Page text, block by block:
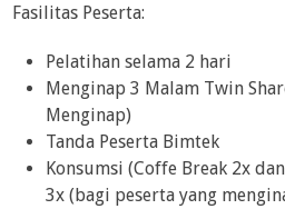
Fasilitas Peserta:
Pelatihan selama 2 hari
Menginap 3 Malam Twin
Menginap)
Tanda Peserta Bimtek
Konsumsi (Coffe Break 2x
3x (bagi peserta yang